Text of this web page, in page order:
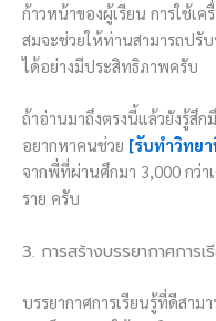
ก้าวหน้าของผู้เรียน การใช้เ
สมจะช่วยให้ท่านสามารถปรั
ได้อย่างมีประสิทธิภาพครับ
ถ้าอ่านมาถึงตรงนี้แล้วยังรู้สึ
อยากหาคนช่วย [รับทำวิทย
จากพี่ที่ผ่านศึกมา 3,000 กว่
ราย ครับ
3. การสร้างบรรยากาศการเ
บรรยากาศการเรียนรู้ที่ดีสาม